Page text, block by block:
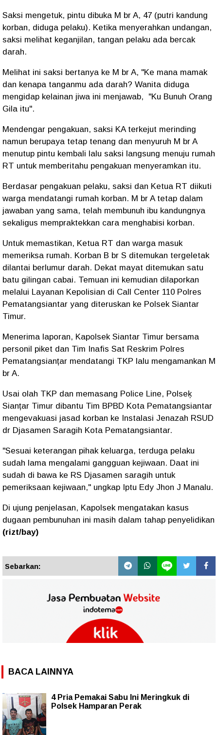
Saksi mengetuk, pintu dibuka M br A, 47 (putri kandung
korban, diduga pelaku). Ketika menyerahkan undangan,
saksi melihat keganjilan, tangan pelaku ada bercak
darah.
Melihat ini saksi bertanya ke M br A, "Ke mana mamak
dan kenapa tanganmu ada darah? Wanita diduga
mengidap kelainan jiwa ini menjawab, "Ku Bunuh Orang
Gila itu".
Mendengar pengakuan, saksi KA terkejut merinding
namun berupaya tetap tenang dan menyuruh M br A
menutup pintu kembali lalu saksi langsung menuju rumah
RT untuk memberitahu pengakuan menyeramkan itu.
Berdasar pengakuan pelaku, saksi dan Ketua RT diikuti
warga mendatangi rumah korban. M br A tetap dalam
jawaban yang sama, telah membunuh ibu kandungnya
sekaligus mempraktekkan cara menghabisi korban.
Untuk memastikan, Ketua RT dan warga masuk
memeriksa rumah. Korban B br S ditemukan tergeletak
dilantai berlumur darah. Dekat mayat ditemukan satu
batu gilingan cabai. Temuan ini kemudian dilaporkan
melalui Layanan Kepolisian di Call Center 110 Polres
Pematangsiantar yang diteruskan ke Polsek Siantar
Timur.
Menerima laporan, Kapolsek Siantar Timur bersama
personil piket dan Tim Inafis Sat Reskrim Polres
Pematangsianțar mendatangi TKP lalu mengamankan M
br A.
Usai olah TKP dan memasang Police Line, Polseķ
Sianțar Timur dibantu Tim BPBD Kota Pematangsiantar
mengevakuasi jasad korban ke Instalasi Jenazah RSUD
dr Djasamen Saragih Kota Pematangsiantar.
"Sesuai keterangan pihak keluarga, terduga pelaku
sudah lama mengalami gangguan kejiwaan. Daat ini
sudah di bawa ke RS Djasamen saragih untuk
pemeriksaan kejiwaan," ungkap Iptu Edy Jhon J Manalu.
Di ujung penjelasan, Kapolsek mengatakan kasus
dugaan pembunuhan ini masih dalam tahap penyelidikan
(rizt/bay)
Sebarkan:
BACA LAINNYA
4 Pria Pemakai Sabu Ini Meringkuk di
Polsek Hamparan Perak